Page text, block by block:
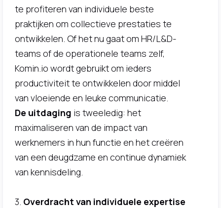
te profiteren van individuele beste
praktijken om collectieve prestaties te
ontwikkelen. Of het nu gaat om HR/L&D-
teams of de operationele teams zelf,
Komin.io wordt gebruikt om ieders
productiviteit te ontwikkelen door middel
van vloeiende en leuke communicatie.
De uitdaging is tweeledig: het
maximaliseren van de impact van
werknemers in hun functie en het creëren
van een deugdzame en continue dynamiek
van kennisdeling.
3. Overdracht van individuele expertise